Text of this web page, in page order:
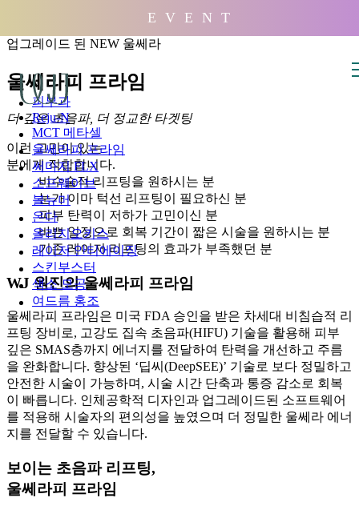
피부과
Reju-N
MCT 메타셀
울쎄라피 프라임
써마지 FLX
소프웨이브
볼뉴머
온다
올리지오키스
레이저 안티에이징
스킨부스터
색소 모공
여드름 홍조
업그레이드 된 NEW 울쎄라
울쎄라피 프라임
더 깊은 초음파, 더 정교한 타겟팅
이런 고민이 있는
분에게 적합합니다.
비수술적 리프팅을 원하시는 분
눈가 이마 턱선 리프팅이 필요하신 분
피부 탄력이 저하가 고민이신 분
바쁜 일정으로 회복 기간이 짧은 시술을 원하시는 분
기존 레이저 리프팅의 효과가 부족했던 분
WJ 원진의 울쎄라피 프라임
울쎄라피 프라임은 미국 FDA 승인을 받은 차세대 비침습적 리
프팅 장비로, 고강도 집속 초음파(HIFU) 기술을 활용해 피부
깊은 SMAS층까지 에너지를 전달하여 탄력을 개선하고 주름
을 완화합니다. 향상된 ‘딥씨(DeepSEE)’ 기술로 보다 정밀하고
안전한 시술이 가능하며, 시술 시간 단축과 통증 감소로 회복
이 빠릅니다. 인체공학적 디자인과 업그레이드된 소프트웨어
를 적용해 시술자의 편의성을 높였으며 더 정밀한 울쎄라 에너
지를 전달할 수 있습니다.
보이는 초음파 리프팅,
울쎄라피 프라임
E V E N T